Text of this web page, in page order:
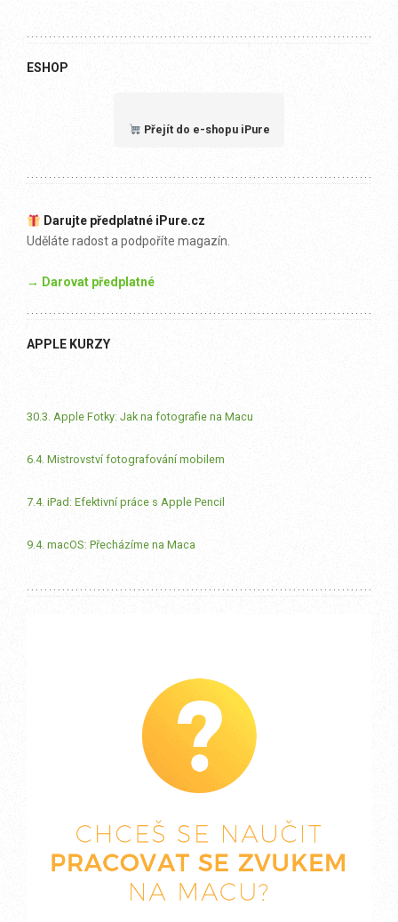
ESHOP
Přejít do e-shopu iPure
Darujte předplatné iPure.cz
Uděláte radost a podpoříte magazín.
→ Darovat předplatné
APPLE KURZY
30.3. Apple Fotky: Jak na fotografie na Macu
6.4. Mistrovství fotografování mobilem
7.4. iPad: Efektivní práce s Apple Pencil
9.4. macOS: Přecházíme na Maca